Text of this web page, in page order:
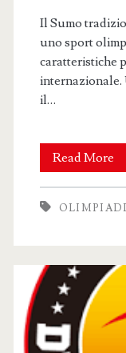
Il Sumo
uno sport
caratteristiche
internazionale.
il…
Read More
il
è
OLIMPIADI